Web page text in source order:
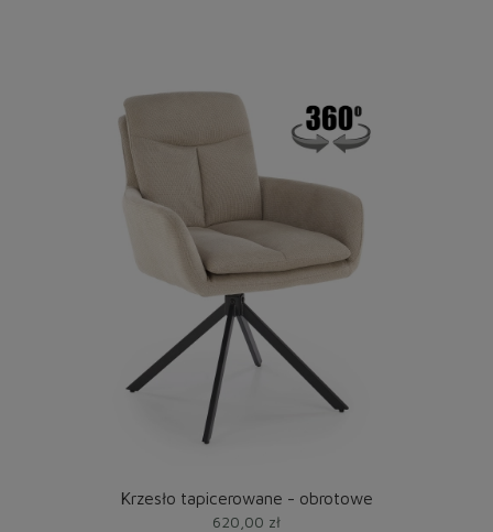
Krzesło tapicerowane - obrotowe
620,00 zł